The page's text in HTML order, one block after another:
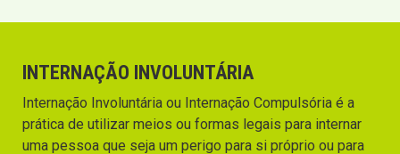
INTERNAÇÃO INVOLUNTÁRIA
Internação Involuntária ou Internação Compulsória é a
prática de utilizar meios ou formas legais para internar
uma pessoa que seja um perigo para si próprio ou para